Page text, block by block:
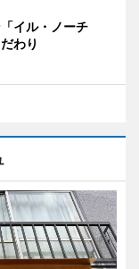
イル・ノーチ
わり